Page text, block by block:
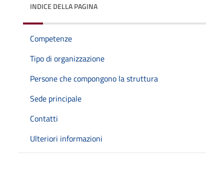
INDICE DELLA PAGINA
Competenze
Tipo di organizzazione
Persone che compongono la struttura
Sede principale
Contatti
Ulteriori informazioni